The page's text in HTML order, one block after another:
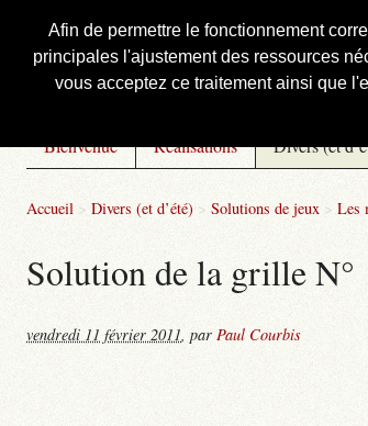
Afin de permettre le fonctionnement
principales l'ajustement des ressources
vous acceptez ce traitement ainsi que
Courbis, « LE » Blog
Bienvenue Réalisations Divers (et
Accueil > Divers (et d’été) > Solutions de jeux > Les
Solution de la grille N°
vendredi 11 février 2011, par Paul Courbis